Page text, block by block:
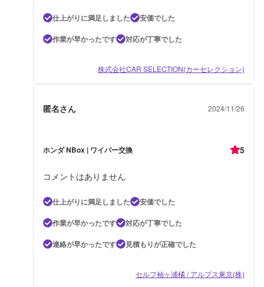
仕上がりに満足しました
安価でした
作業が早かったです
対応が丁寧でした
株式会社CAR SELECTION(カーセレクション)
匿名さん 2024/11/26
ホンダ NBox | ワイパー交換 5
コメントはありません
仕上がりに満足しました
安価でした
作業が早かったです
対応が丁寧でした
連絡が早かったです
見積もりが正確でした
セルフ袖ヶ浦橘 / アルプス東京(株)